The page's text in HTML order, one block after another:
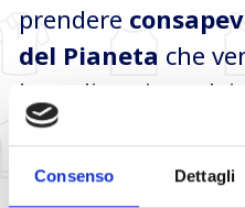
Consenso Dettagli
prendere
del Pianeta che
la realizzazione dei
indossiamo.
ACCEDI E VIVI